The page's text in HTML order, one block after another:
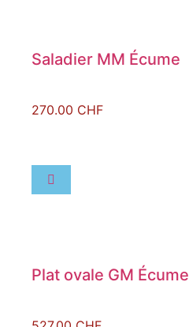
Saladier MM Écume
270.00 CHF
Plat ovale GM Écume